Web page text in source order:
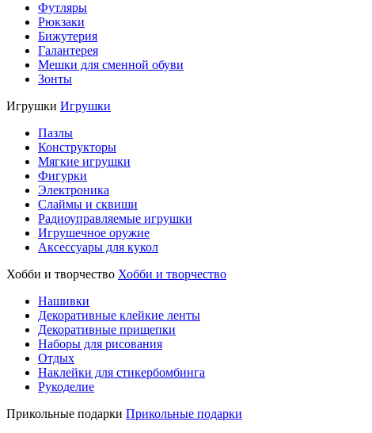
Футляры
Рюкзаки
Бижутерия
Галантерея
Мешки для сменной обуви
Зонты
Игрушки Игрушки
Пазлы
Конструкторы
Мягкие игрушки
Фигурки
Электроника
Слаймы и сквиши
Радиоуправляемые игрушки
Игрушечное оружие
Аксессуары для кукол
Хобби и творчество Хобби и творчество
Нашивки
Декоративные клейкие ленты
Декоративные прищепки
Наборы для рисования
Отдых
Наклейки для стикербомбинга
Рукоделие
Прикольные подарки Прикольные подарки